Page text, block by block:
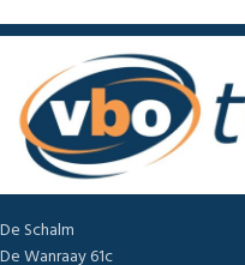
De Schalm
De Wanraay 61c